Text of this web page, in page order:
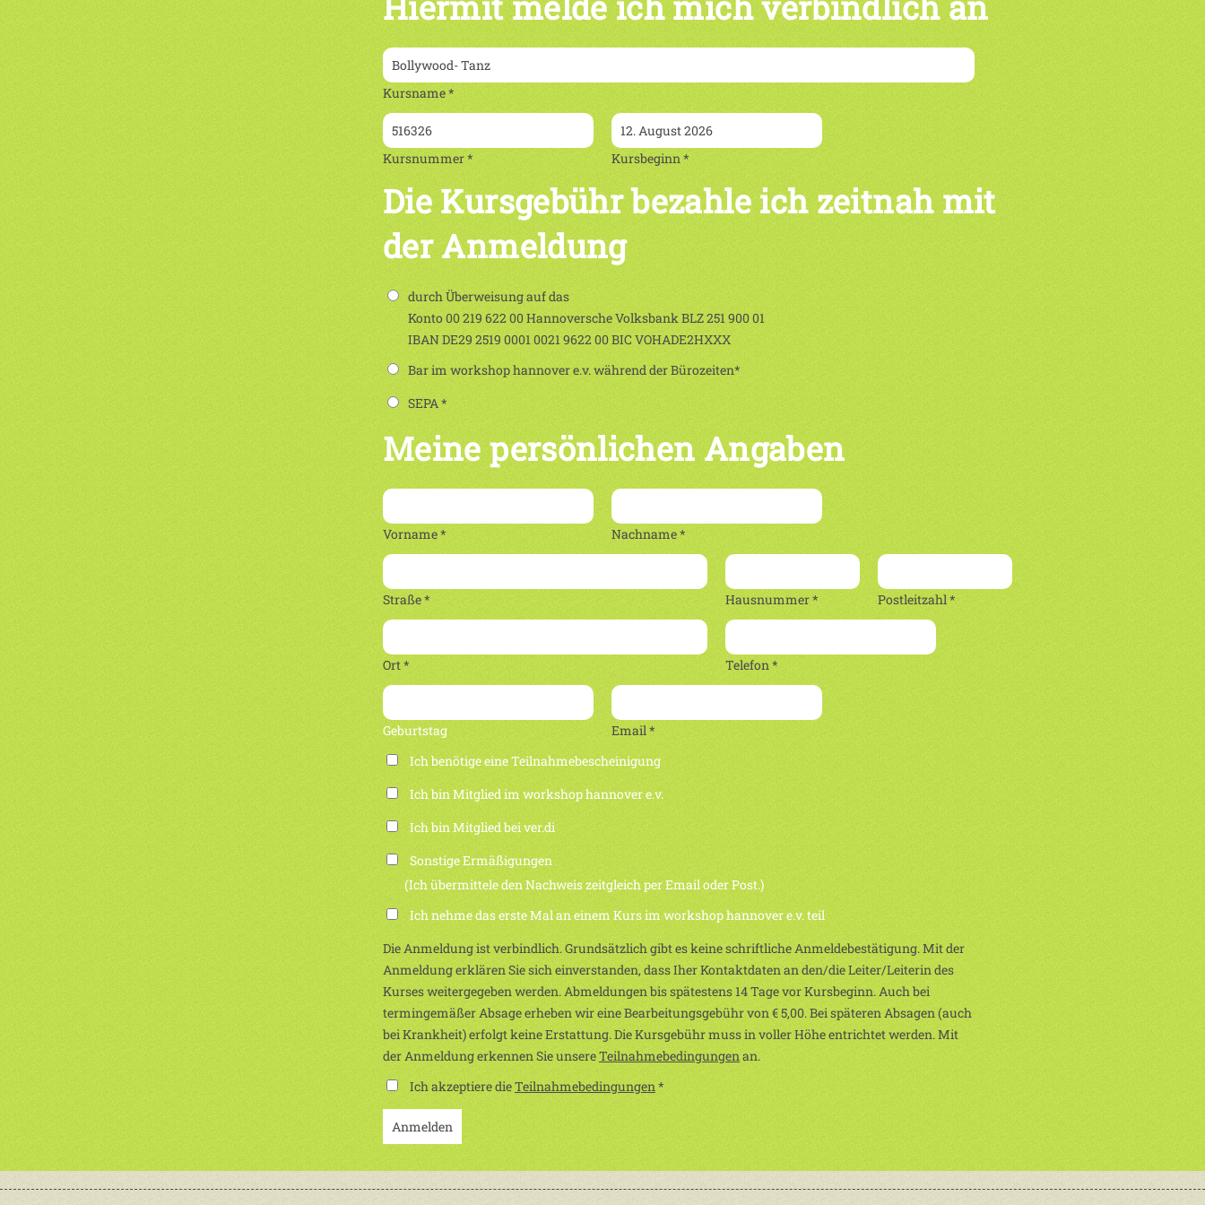
Kursname *
Kursnummer * Kursbeginn *
Die Kursgebühr bezahle ich zeitnah mit
der Anmeldung
durch Überweisung auf das
Konto 00 219 622 00 Hannoversche Volksbank BLZ 251 900 01
IBAN DE29 2519 0001 0021 9622 00 BIC VOHADE2HXXX
Bar im workshop hannover e.v. während der Bürozeiten*
SEPA *
Meine persönlichen Angaben
Vorname * Nachname *
Straße * Hausnummer * Postleitzahl *
Ort * Telefon *
Geburtstag
Email *
Ich benötige eine Teilnahmebescheinigung
Ich bin Mitglied im workshop hannover e.v.
Ich bin Mitglied bei ver.di
Sonstige Ermäßigungen
(Ich übermittele den Nachweis zeitgleich per Email oder Post.)
Ich nehme das erste Mal an einem Kurs im workshop hannover e.v. teil
Die Anmeldung ist verbindlich. Grundsätzlich gibt es keine schriftliche Anmeldebestätigung. Mit der
Anmeldung erklären Sie sich einverstanden, dass Iher Kontaktdaten an den/die Leiter/Leiterin des
Kurses weitergegeben werden. Abmeldungen bis spätestens 14 Tage vor Kursbeginn. Auch bei
termingemäßer Absage erheben wir eine Bearbeitungsgebühr von € 5,00. Bei späteren Absagen (auch
bei Krankheit) erfolgt keine Erstattung. Die Kursgebühr muss in voller Höhe entrichtet werden. Mit
der Anmeldung erkennen Sie unsereTeilnahmebedingungenan.
Ich akzeptiere dieTeilnahmebedingungen*
Anmelden